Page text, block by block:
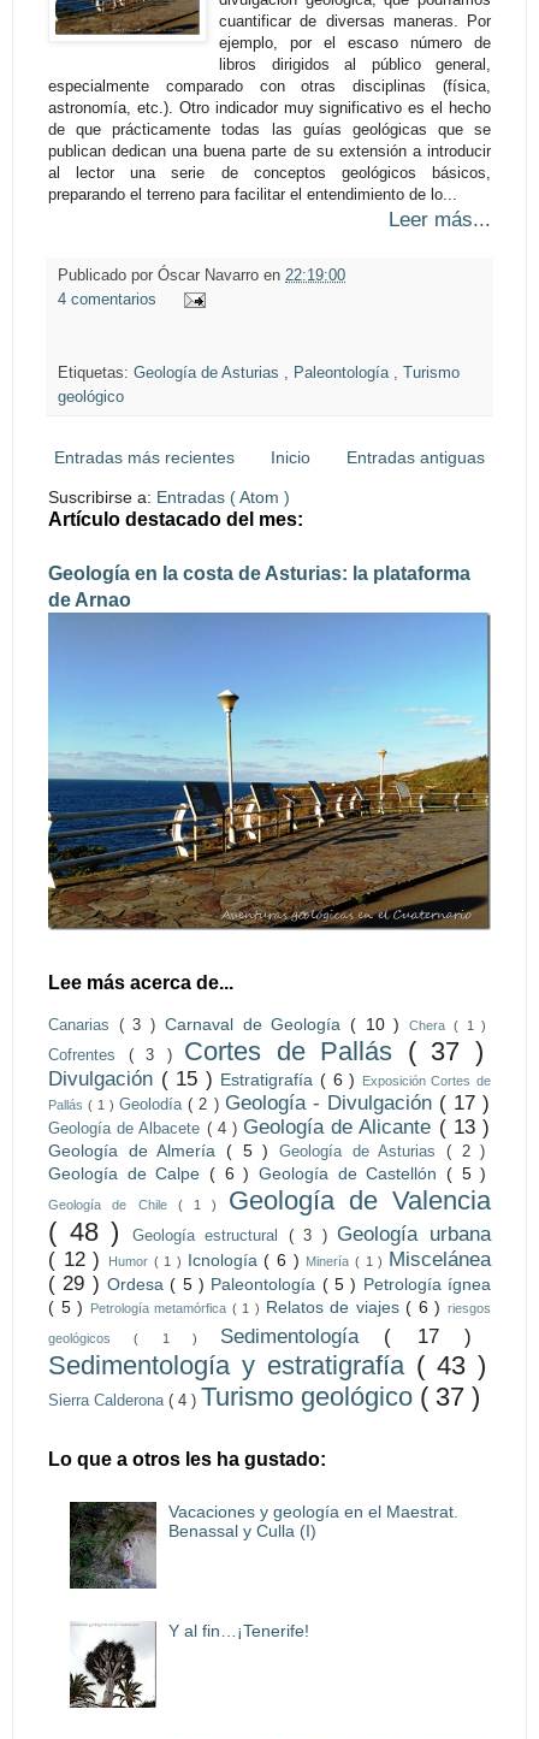
cuantificar de diversas maneras. Por
ejemplo, por el escaso número de
libros dirigidos al público general,
especialmente comparado con otras disciplinas (física,
astronomía, etc.). Otro indicador muy significativo es el hecho
de que prácticamente todas las guías geológicas que se
publican dedican una buena parte de su extensión a introducir
al lector una serie de conceptos geológicos básicos,
preparando el terreno para facilitar el entendimiento de lo...
Leer más...
Publicado por Óscar Navarro en 22:19:00
4 comentarios
Etiquetas: Geología de Asturias Paleontología
Turismo
geológico
Entradas más recientes Entradas antiguas
Inicio
Suscribirse a: Entradas ( Atom )
Artículo destacado del mes:
Geología en la costa de Asturias: la plataforma
de Arnao
Lee más acerca de...
Canarias ( 3 ) Carnaval de Geología( 10 )Chera ( 1 )
Cofrentes ( 3 ) Cortes de Pallás ( 37 )
Divulgación ( 15 ) Estratigrafía( 6 )
Exposición Cortes de
Pallás( 1 )Geolodía( 2 ) Geología - Divulgación ( 17 )
Geología de Albacete ( 4 ) Geología de Alicante ( 13 )
Geología de Almería ( 5 ) Geología de Asturias ( 2 )
Geología de Calpe ( 6 ) Geología de Castellón ( 5 )
Geología de Chile ( 1 )
Geología de Valencia
( 48 )
Geología estructural ( 3 ) Geología urbana
( 12 )
Humor ( 1 ) Icnología( 6 ) Minería( 1 ) Miscelánea
( 29 ) Ordesa( 5 ) Paleontología ( 5 ) Petrología ígnea
( 5 )
Petrología metamórfica ( 1 ) Relatos de viajes( 6 )riesgos
geológicos( 1 ) Sedimentología ( 17 )
Sedimentología y estratigrafía ( 43 )
Sierra Calderona ( 4 ) Turismo geológico ( 37 )
Lo que a otros les ha gustado:
Vacaciones y geología en el Maestrat.
Benassal y Culla (I)
Y al fin…¡Tenerife!